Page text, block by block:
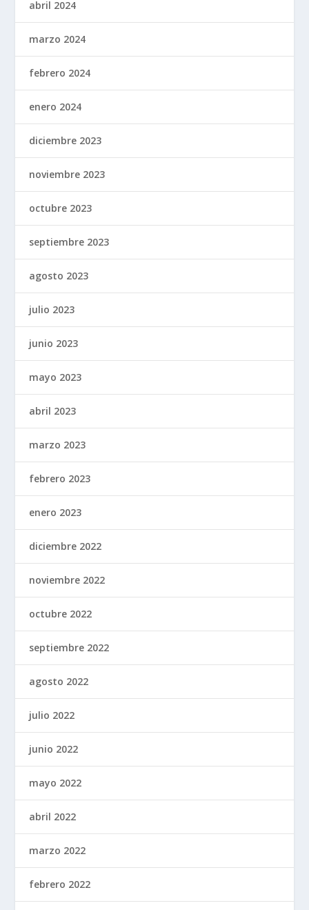
abril 2024
marzo 2024
febrero 2024
enero 2024
diciembre 2023
noviembre 2023
octubre 2023
septiembre 2023
agosto 2023
julio 2023
junio 2023
mayo 2023
abril 2023
marzo 2023
febrero 2023
enero 2023
diciembre 2022
noviembre 2022
octubre 2022
septiembre 2022
agosto 2022
julio 2022
junio 2022
mayo 2022
abril 2022
marzo 2022
febrero 2022